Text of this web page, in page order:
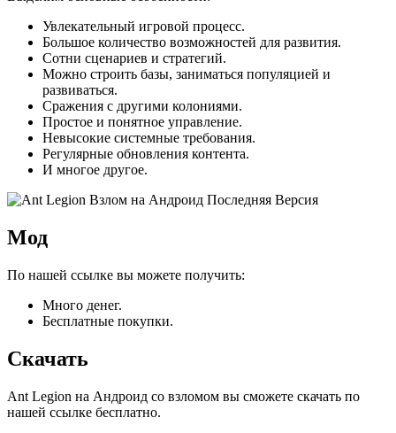
Увлекательный игровой процесс.
Большое количество возможностей для развития.
Сотни сценариев и стратегий.
Можно строить базы, заниматься популяцией и
развиваться.
Сражения с другими колониями.
Простое и понятное управление.
Невысокие системные требования.
Регулярные обновления контента.
И многое другое.
Мод
По нашей ссылке вы можете получить:
Много денег.
Бесплатные покупки.
Скачать
Ant Legion на Андроид со взломом вы сможете скачать по
нашей ссылке бесплатно.